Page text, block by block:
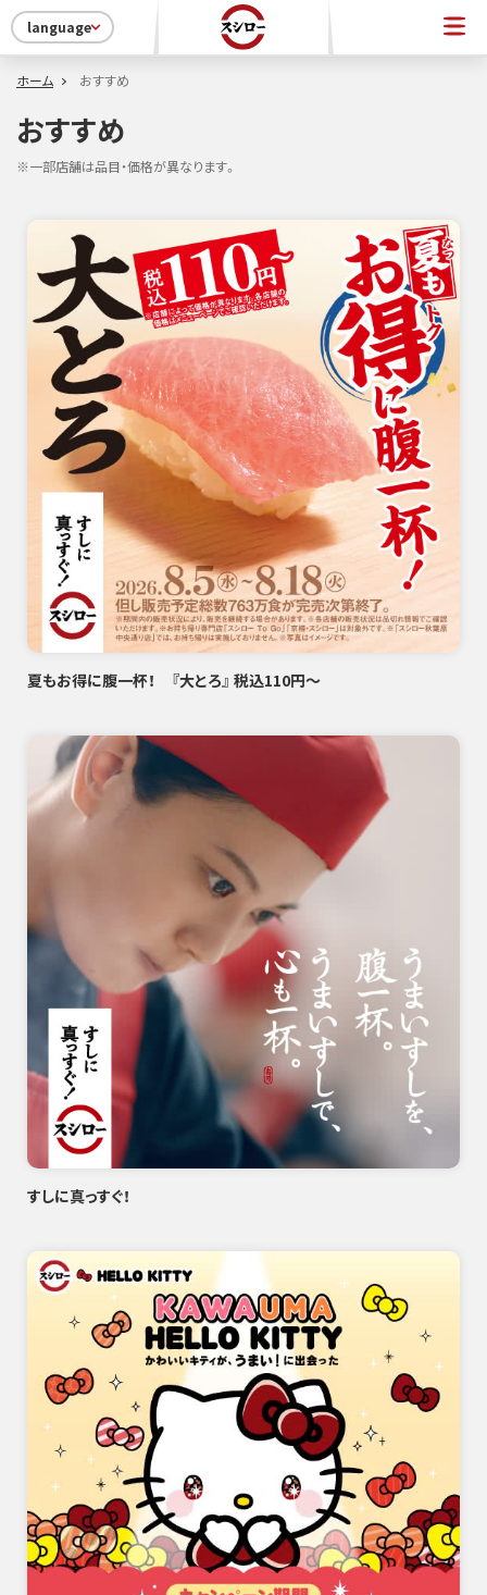
language
ホーム おすすめ
おすすめ
※一部店舗は品目・価格が異なります。
夏もお得に腹一杯！ 『大とろ』 税込110円～
すしに真っすぐ！